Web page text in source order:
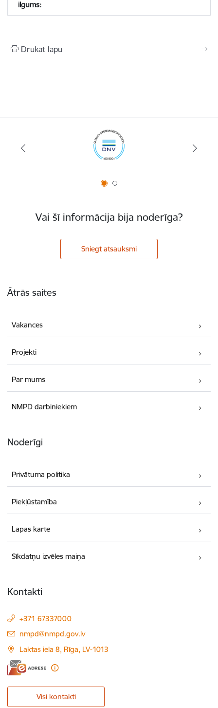
Drukāt lapu
Vai šī informācija bija noderīga?
Sniegt atsauksmi
Ātrās saites
Vakances
Projekti
Par mums
NMPD darbiniekiem
Noderīgi
Privātuma politika
Piekļūstamība
Lapas karte
Sīkdatņu izvēles maiņa
Kontakti
+371 67337000
E-pasts:
nmpd@nmpd.gov.lv
Laktas iela 8, Rīga, LV-1013
Visi kontakti